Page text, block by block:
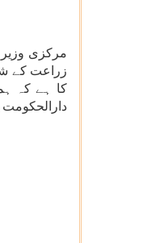
زراعت کے
کا ہے کہ
دارالحکومت